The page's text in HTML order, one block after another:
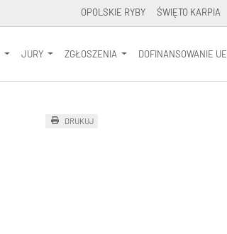
OPOLSKIE RYBY ŚWIĘTO KARPIA
JURY ZGŁOSZENIA DOFINANSOWANIE UE
DRUKUJ